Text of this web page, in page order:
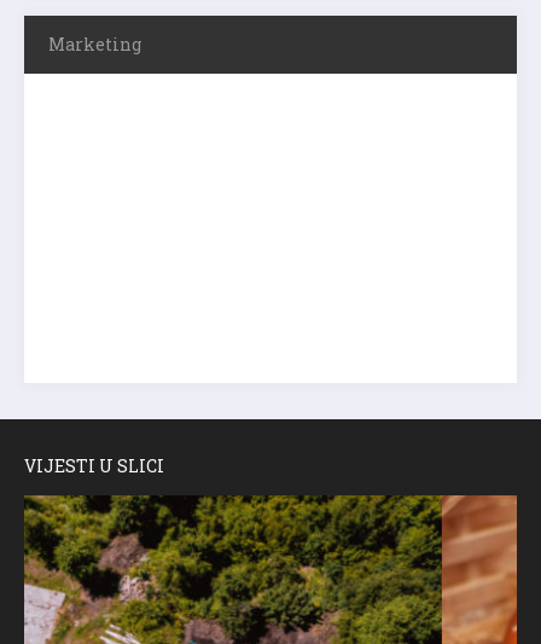
Marketing
VIJESTI U SLICI